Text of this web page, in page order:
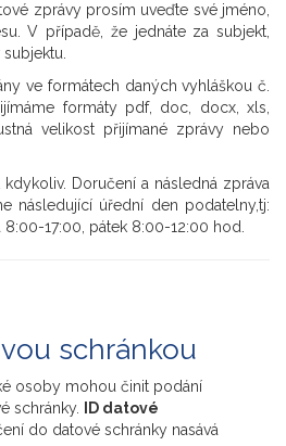
zprávy prosím uveďte své jméno,
V případě, že jednáte za subjekt,
ve formátech daných vyhláškou č.
formáty pdf, doc, docx, xls,
velikost přijímané zprávy nebo
Doručení a následná zpráva
následující úřední den podatelny,tj:
17:00, pátek 8:00-12:00 hod.
schránkou
osoby mohou činit podání
schránky.
ID datové
do datové schránky nasává